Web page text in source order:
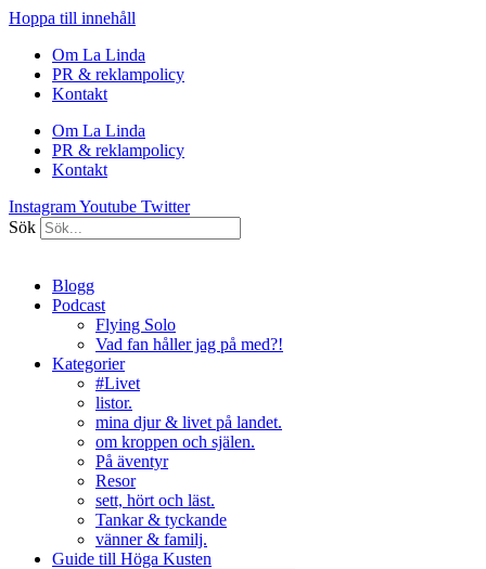
Hoppa till innehåll
Om La Linda
PR & reklampolicy
Kontakt
Om La Linda
PR & reklampolicy
Kontakt
InstagramYoutube Twitter
Sök
Blogg
Podcast
Flying Solo
Vad fan håller jag på med?!
Kategorier
#Livet
listor.
mina djur & livet på landet.
om kroppen och själen.
På äventyr
Resor
sett, hört och läst.
Tankar & tyckande
vänner & familj.
Guide till Höga Kusten